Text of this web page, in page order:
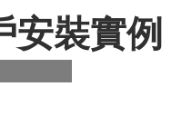
安裝實例